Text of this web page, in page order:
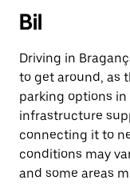
Bil
Driving in
to get around, as
parking options in
infrastructure
connecting it to
conditions may
and some areas